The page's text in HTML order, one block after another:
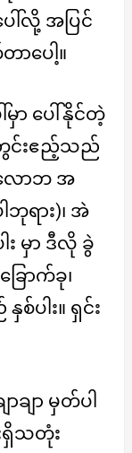
ါ်လို့ အပြင်
ပေါ့။
ာ ပေါ်နိုင်တဲ့
တွင်းဧည့်သည်
လောဘ အ
ရား)၊ အဲ
မှာ ဒီလို ခွဲ
ောက်ခု၊
ပါး။ ရှင်း
ချာ မှတ်ပါ
ရှိသတုံး